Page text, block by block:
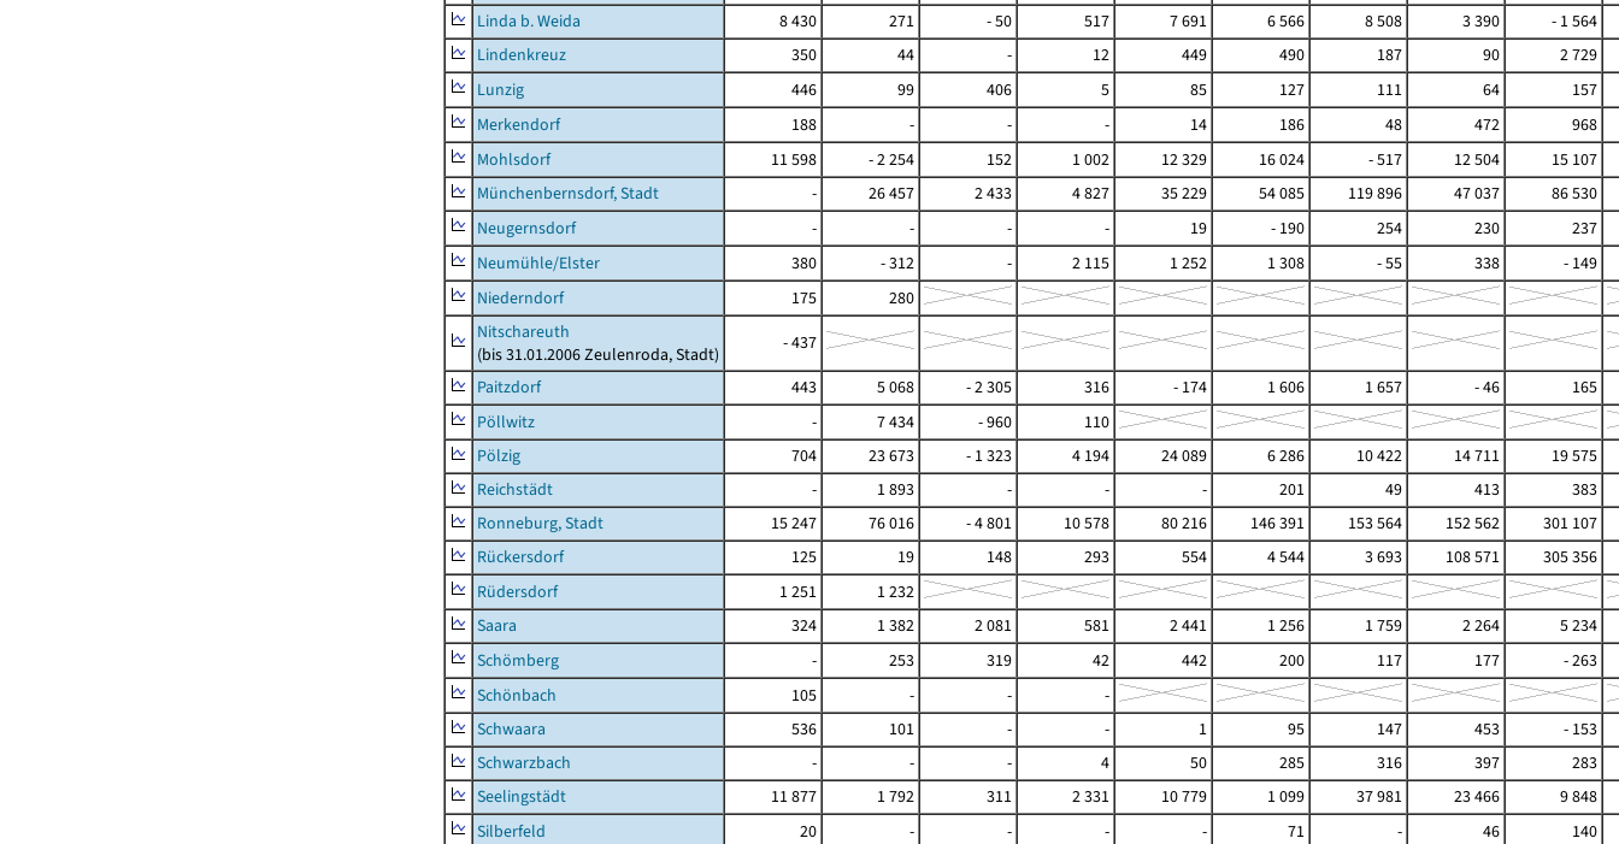
Linda b. Weida
8 430 271 - 50 517 7 691 6 566 8 508 3 390
- 1 564
Lindenkreuz
350 44 - 12 449 490 187 90
2 729
Lunzig
446 99 406 5 85 127 111 64
157
Merkendorf
188 - - - 14 186 48 472
968
Mohlsdorf
11 598 - 2 254 152 1 002 12 329 16 024 - 517 12 504
15 107
Münchenbernsdorf, Stadt
- 26 457 2 433 4 827 35 229 54 085 119 896 47 037
86 530
Neugernsdorf
- - - - 19 - 190 254 230
237
Neumühle/Elster
380 - 312 - 2 115 1 252 1 308 - 55 338
- 149
Niederndorf
175
280
Nitschareuth
(bis 31.01.2006 Zeulenroda, Stadt)
- 437
Paitzdorf
443 5 068 - 2 305 316 - 174 1 606 1 657 - 46
165
Pöllwitz
- 7 434 - 960
110
Pölzig
704 23 673 - 1 323 4 194 24 089 6 286 10 422 14 711
19 575
Reichstädt
- 1 893 - - - 201 49 413
383
Ronneburg, Stadt
15 247 76 016 - 4 801 10 578 80 216 146 391 153 564 152 562
301 107
Rückersdorf
125 19 148 293 554 4 544 3 693 108 571
305 356
Rüdersdorf
1 251
1 232
Saara
324 1 382 2 081 581 2 441 1 256 1 759 2 264
5 234
Schömberg
- 253 319 42 442 200 117 177
- 263
Schönbach
105 - -
-
Schwaara
536 101 - - 1 95 147 453
- 153
Schwarzbach
- - - 4 50 285 316 397
283
Seelingstädt
11 877 1 792 311 2 331 10 779 1 099 37 981 23 466
9 848
Silberfeld
20 - - - - 71 - 46
140